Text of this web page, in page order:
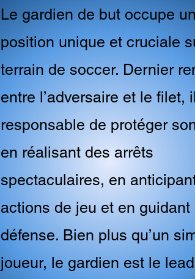
Le gardien de but occupe
position unique et cruciale
terrain de soccer. Dernier
entre l’adversaire et le filet,
responsable de protéger
en réalisant des arrêts
spectaculaires, en
actions de jeu et en guidant
défense. Bien plus qu’un
joueur, le gardien est le